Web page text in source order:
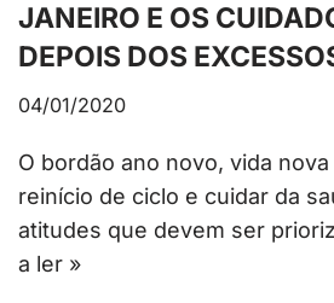
JANEIRO E OS
DEPOIS DOS
04/01/2020
O bordão ano novo, vida
reinício de ciclo e cuidar da
atitudes que devem ser
a ler »